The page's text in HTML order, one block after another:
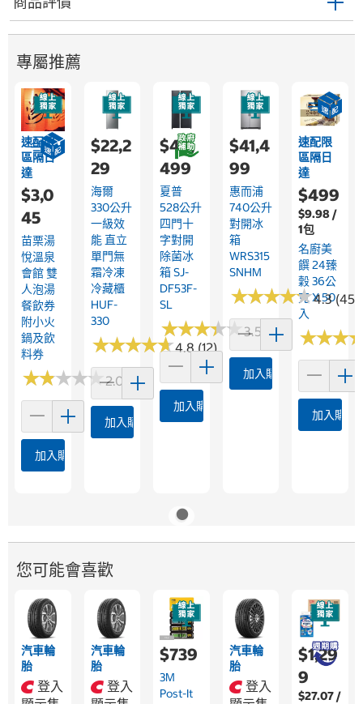
專屬推薦
速配限
區隔日
達
$3,0
45
苗栗湯
悅溫泉
會館 雙
人泡湯
餐飲券
附小火
鍋及飲
料券
★★★★★
★★★★★2.0 (2)
加入購物車
$22,2
29
海爾
330公升
一級效
能 直立
單門無
霜冷凍
冷藏櫃
HUF-
330
★★★★★
★★★★★4.8 (12)
加入購物車
$44,
499
夏普
528公升
四門十
字對開
除菌冰
箱 SJ-
DF53F-
SL
★★★★★
★★★★★3.5 (13)
加入購物車
$41,4
99
惠而浦
740公升
對開冰
箱
WRS315
SNHM
★★★★★
★★★★★4.3 (45)
加入購物車
速配限
區隔日
達
$499
$9.98 /
1包
名廚美
饌 24臻
穀 36公
克 X 50
入
★★★
★★★
加入購物
您可能會喜歡
汽車輪
胎
登入
汽車輪
胎
登入
$739
3M
Post-It
汽車輪
胎
登入
$1,29
9
$27.07 /